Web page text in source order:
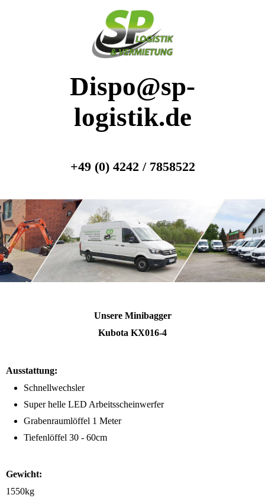
Dispo@sp-
logistik.de
+49 (0) 4242 / 7858522
Unsere Minibagger
Kubota KX016-4
Ausstattung:
Schnellwechsler
Super helle LED Arbeitsscheinwerfer
Grabenraumlöffel 1 Meter
Tiefenlöffel 30 - 60cm
Gewicht:
1550kg